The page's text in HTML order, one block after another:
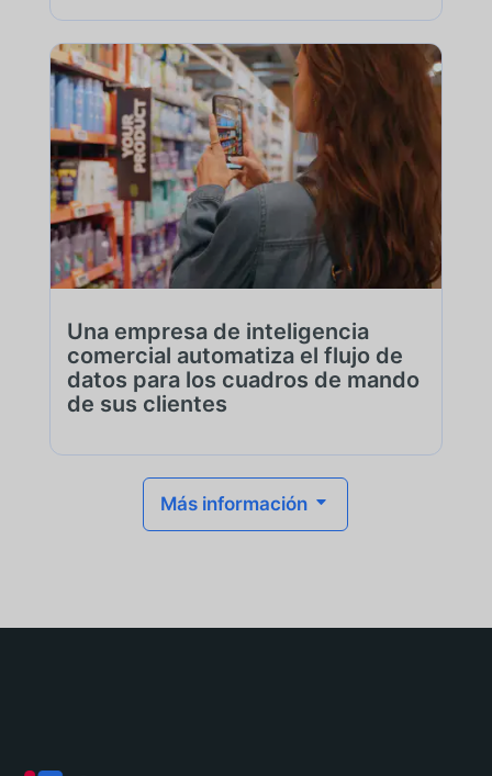
Una empresa de inteligencia
comercial automatiza el flujo de
datos para los cuadros de mando
de sus clientes
Más información C